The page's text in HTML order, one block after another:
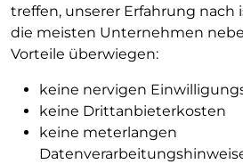
treffen, unserer Erfahrung nach
die meisten Unternehmen
Vorteile überwiegen:
keine nervigen
keine Drittanbieterkosten
keine meterlangen